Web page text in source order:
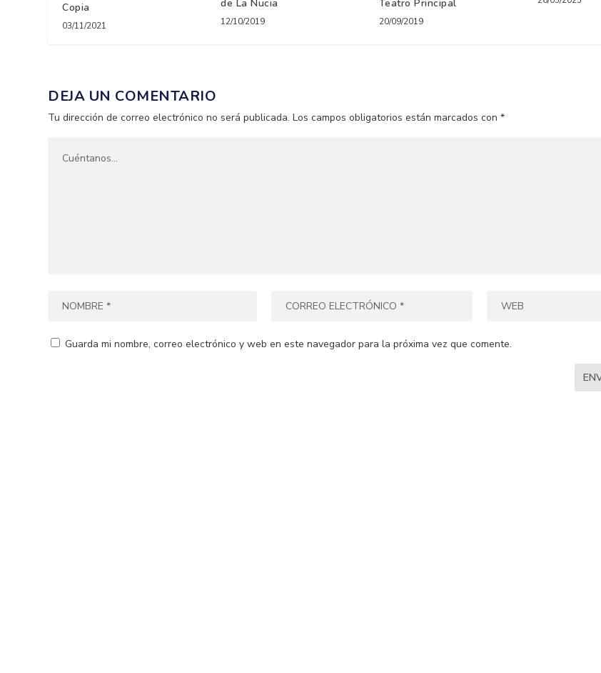
Copia
03/11/2021
de La Nucia
12/10/2019
Teatro Principal
20/09/2019
DEJA UN COMENTARIO
Tu dirección de correo electrónico no será publicada. Los campos obligatorios están marcados con*
Guarda mi nombre, correo electrónico y web en este navegador para la próxima vez que comente.